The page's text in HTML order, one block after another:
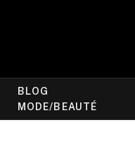
BLOG
MODE/BEAUTÉ